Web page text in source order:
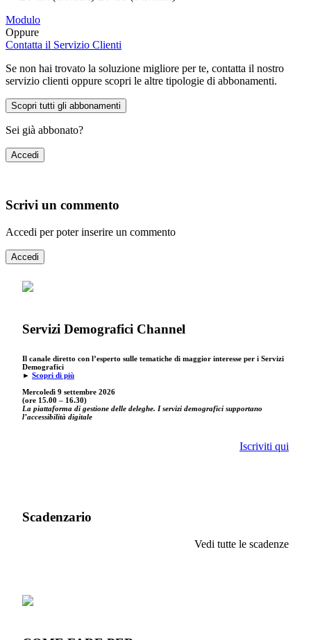
Modulo
Oppure
Contatta il Servizio Clienti
Se non hai trovato la soluzione migliore per te, contatta il nostro
servizio clienti oppure scopri le altre tipologie di abbonamenti.
Scopri tutti gli abbonamenti
Sei già abbonato?
Accedi
Scrivi un commento
Accedi per poter inserire un commento
Accedi
Servizi Demografici Channel
Il canale diretto con l’esperto sulle tematiche di maggior interesse per i Servizi
Demografici
► Scopri di più
Mercoledì 9 settembre 2026
(ore 15.00 – 16.30)
La piattaforma di gestione delle deleghe. I servizi demografici supportano
l’accessibilità digitale
Iscriviti qui
Scadenzario
Vedi tutte le scadenze